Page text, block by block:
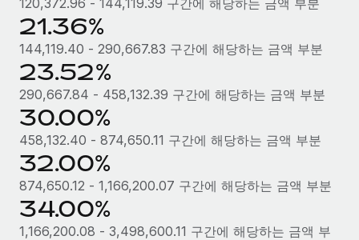
21.36%
144,119.40 - 290,667.83 구간에 해당하는 금액 부분
23.52%
290,667.84 - 458,132.39 구간에 해당하는 금액 부분
30.00%
458,132.40 - 874,650.11 구간에 해당하는 금액 부분
32.00%
874,650.12 - 1,166,200.07 구간에 해당하는 금액 부분
34.00%
1,166,200.08 - 3,498,600.11 구간에 해당하는 금액 부